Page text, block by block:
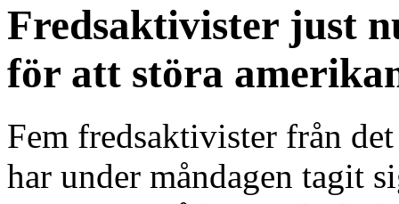
Fredsaktivister just
för att störa
Fem fredsaktivister från
har under måndagen tagit